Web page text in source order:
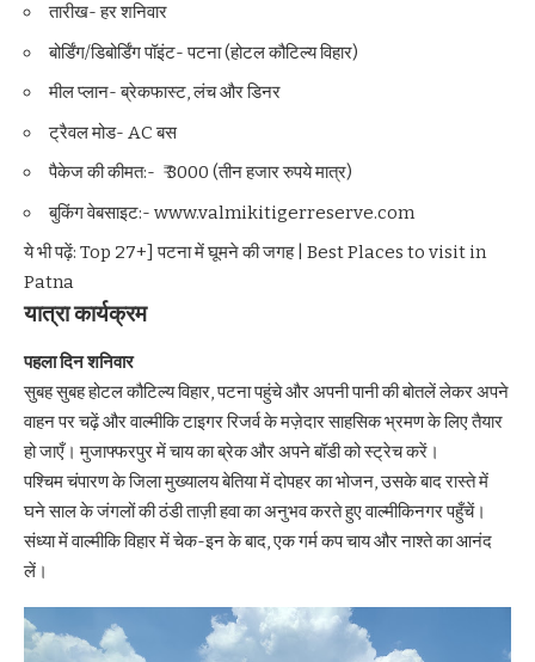
तारीख- हर शनिवार
बोर्डिंग/डिबोर्डिंग पॉइंट- पटना (होटल कौटिल्य विहार)
मील प्लान- ब्रेकफास्ट, लंच और डिनर
ट्रैवल मोड- AC बस
पैकेज की कीमत:- ₹ 3000 (तीन हजार रुपये मात्र)
बुकिंग वेबसाइट:- www.valmikitigerreserve.com
ये भी पढ़ें: Top 27+] पटना में घूमने की जगह | Best Places to visit in
Patna
यात्रा कार्यक्रम
पहला दिन शनिवार
सुबह सुबह होटल कौटिल्य विहार, पटना पहुंचे और अपनी पानी की बोतलें लेकर अपने
वाहन पर चढ़ें और वाल्मीकि टाइगर रिजर्व के मज़ेदार साहसिक भ्रमण के लिए तैयार
हो जाएँ।मुजाफ्फरपुरमें चाय का ब्रेक और अपने बॉडी को स्ट्रेच करें।
पश्चिम चंपारण के जिला मुख्यालय बेतिया में दोपहर का भोजन, उसके बाद रास्ते में
घने साल के जंगलों की ठंडी ताज़ी हवा का अनुभव करते हुए वाल्मीकिनगर पहुँचें।
संध्या में वाल्मीकि विहार में चेक-इन के बाद, एक गर्म कप चाय और नाश्ते का आनंद
लें।